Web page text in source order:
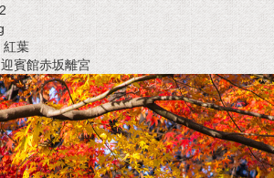
2
紅葉
賓館赤坂離宮